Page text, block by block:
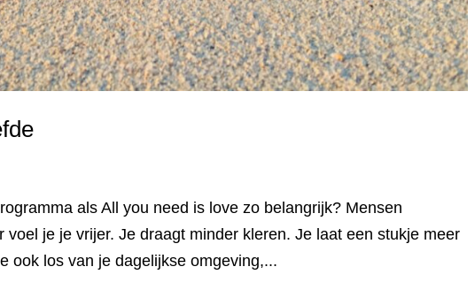
als All you need is love zo belangrijk? Mensen
voel je je vrijer. Je draagt minder kleren. Je laat een stukje meer
ook los van je dagelijkse omgeving,...